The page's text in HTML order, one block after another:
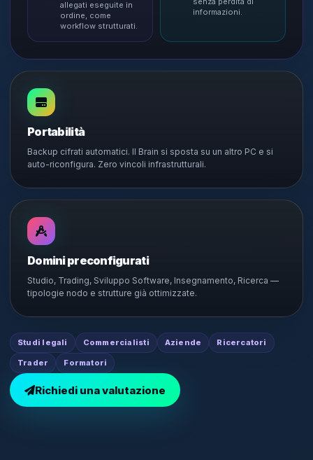
allegati eseguite in
ordine, come
workflow strutturati.
informazioni.
Portabilità
Backup cifrati automatici. Il Brain si sposta su un altro PC e si
auto-riconfigura. Zero vincoli infrastrutturali.
Domini preconfigurati
Studio, Trading, Sviluppo Software, Insegnamento, Ricerca —
tipologie nodo e strutture già ottimizzate.
Studi legali Commercialisti Aziende Ricercatori
Trader Formatori
Richiedi una valutazione